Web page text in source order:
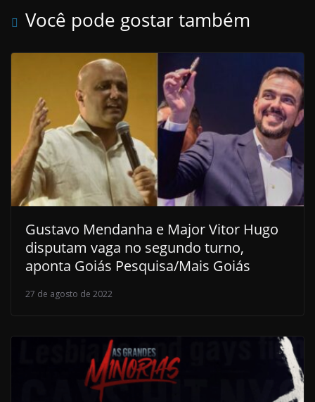
Você pode gostar também
Gustavo Mendanha e Major Vitor Hugo
disputam vaga no segundo turno,
aponta Goiás Pesquisa/Mais Goiás
27 de agosto de 2022